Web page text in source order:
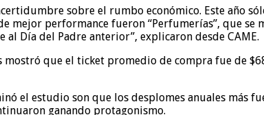
sobre el rumbo económico. Este año
mejor performance fueron “Perfumerías”, que se
al Día del Padre anterior”, explicaron desde CAME.
que el ticket promedio de compra fue de
el estudio son que los desplomes anuales más
ganando protagonismo.